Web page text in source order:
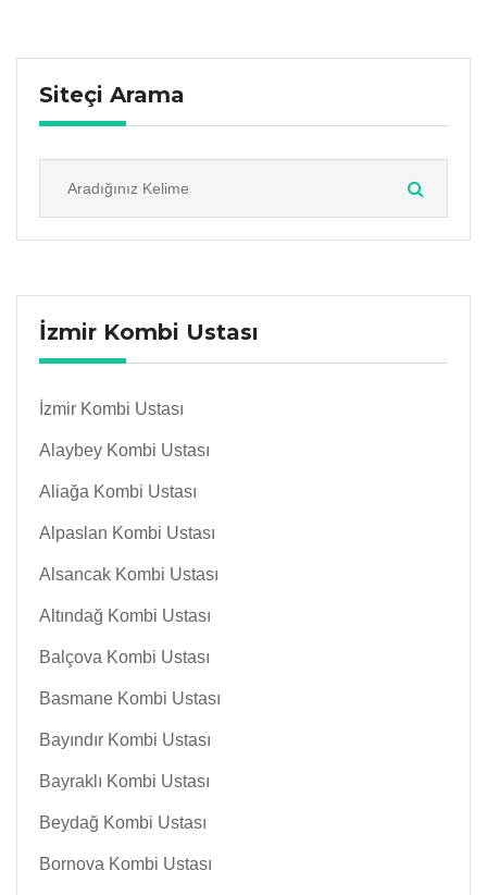
Siteçi Arama
İzmir Kombi Ustası
İzmir Kombi Ustası
Alaybey Kombi Ustası
Aliağa Kombi Ustası
Alpaslan Kombi Ustası
Alsancak Kombi Ustası
Altındağ Kombi Ustası
Balçova Kombi Ustası
Basmane Kombi Ustası
Bayındır Kombi Ustası
Bayraklı Kombi Ustası
Beydağ Kombi Ustası
Bornova Kombi Ustası